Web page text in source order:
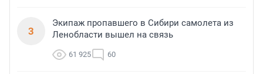
3
Экипаж пропавшего в Сибири самолета из
Ленобласти вышел на связь
61 925 60